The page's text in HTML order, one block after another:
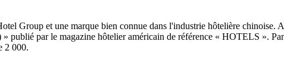
Group et une marque bien connue dans l'industrie hôtelière chinoise.
par le magazine hôtelier américain de référence « HOTELS ».
2 000.